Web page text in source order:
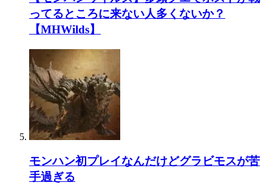
ってるところに来ない人多くないか？
【MHWilds】
モンハン初プレイなんだけどグラビモスが苦
手過ぎる